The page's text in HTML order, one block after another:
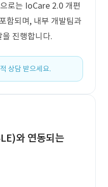
로는 IoCare 2.0 개편
함되며, 내부 개발팀과
진행합니다.
상담 받으세요.
와 연동되는